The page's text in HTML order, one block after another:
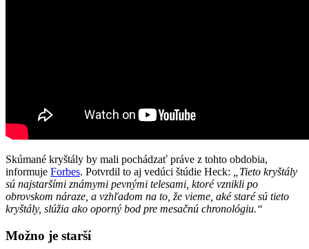
Skúmané kryštály by mali pochádzať práve z tohto obdobia,
informuje Forbes. Potvrdil to aj vedúci štúdie Heck:
„Tieto kryštály
sú najstaršími známymi pevnými telesami, ktoré vznikli po
obrovskom náraze, a vzhľadom na to, že vieme, aké staré sú tieto
kryštály, slúžia ako oporný bod pre mesačnú chronológiu.“
Možno je starší